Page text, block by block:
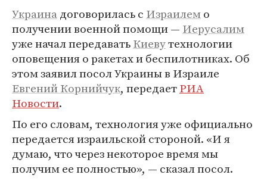
Украинадоговорилась с Израилемо
получении военной помощи — Иерусалим
уже начал передаватьКиевутехнологии
оповещения о ракетах и беспилотниках. Об
этом заявил посол Украины в Израиле
Евгений Корнийчук, передаетРИА
Новости.
По его словам, технология уже официально
передается израильской стороной. «И я
думаю, что через некоторое время мы
получим ее полностью», — сказал посол.